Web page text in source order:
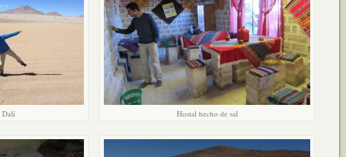
Dalí Hostal hecho de sal